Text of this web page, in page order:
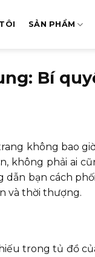
SẢN PHẨM
Bí
không bao
không phải ai
dẫn bạn cách
và thời thượng.
trong tủ đồ